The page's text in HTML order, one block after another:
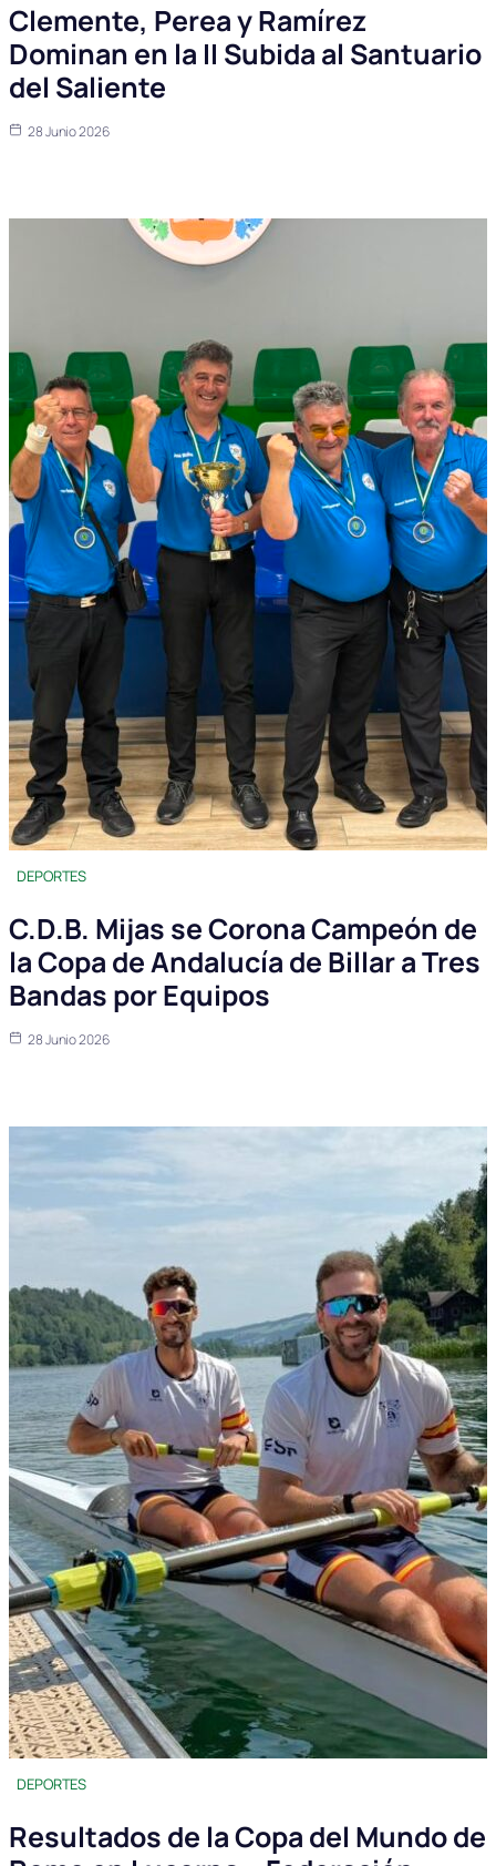
Clemente, Perea y Ramírez
Dominan en la II Subida al Santuario
del Saliente
28 Junio 2026
DEPORTES
C.D.B. Mijas se Corona Campeón de
la Copa de Andalucía de Billar a Tres
Bandas por Equipos
28 Junio 2026
DEPORTES
Resultados de la Copa del Mundo de